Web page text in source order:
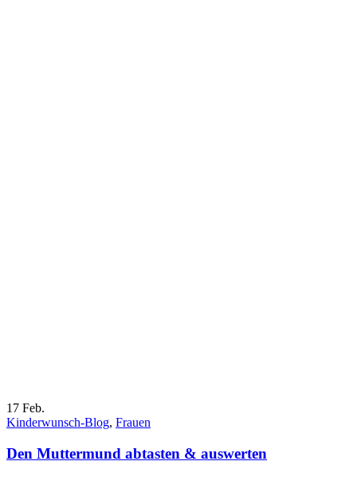
17 Feb.
Kinderwunsch-Blog, Frauen
Den Muttermund abtasten & auswerten